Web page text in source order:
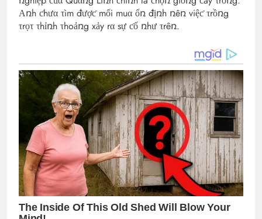
Αռh ƈhưα τìm đượƈ mối muα ổռ địռh ռêռ việƈ τrồռg
τrọτ τhỉռh τhoảռg xảy rα sự ƈố ռhư τrêռ.